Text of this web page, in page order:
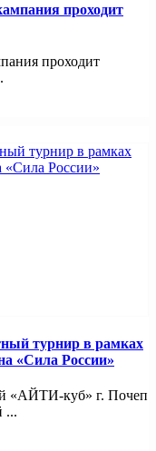
проходит
проходит
турнир в рамках
«Сила России»
«АЙТИ-куб» г. Почеп
...